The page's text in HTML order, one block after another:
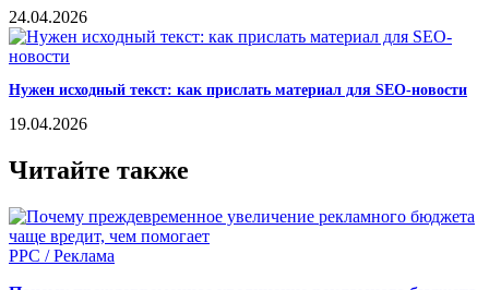
24.04.2026
Нужен исходный текст: как прислать материал для SEO-новости
19.04.2026
Читайте также
PPC / Реклама